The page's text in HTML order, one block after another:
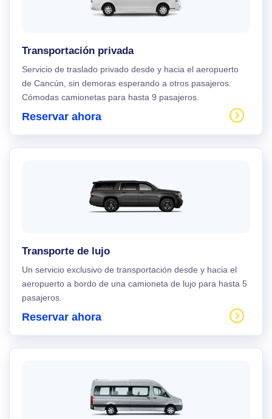
Transportación privada
Servicio de traslado privado desde y hacia el aeropuerto
de Cancún, sin demoras esperando a otros pasajeros.
Cómodas camionetas para hasta 9 pasajeros.
Reservar ahora
Transporte de lujo
Un servicio exclusivo de transportación desde y hacia el
aeropuerto a bordo de una camioneta de lujo para hasta 5
pasajeros.
Reservar ahora